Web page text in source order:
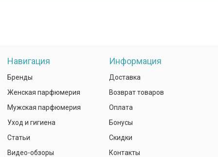
Навигация
Бренды
Женская парфюмерия
Мужская парфюмерия
Уход и гигиена
Статьи
Видео-обзоры
Информация
Доставка
Возврат товаров
Оплата
Бонусы
Скидки
Контакты